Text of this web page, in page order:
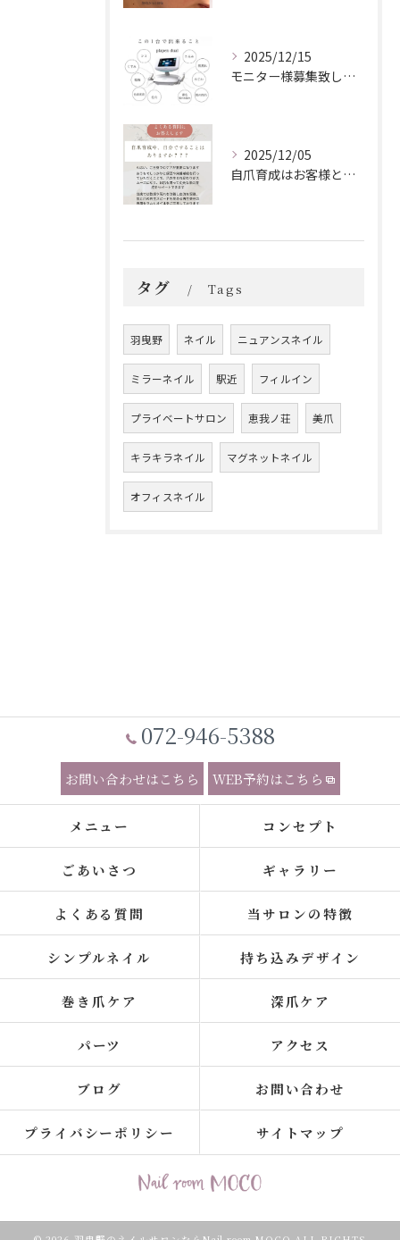
2025/12/15
モニター様募集致します！
2025/12/05
自爪育成はお客様とサロンの二人三脚
タグ Tags
羽曳野 ネイル ニュアンスネイル
ミラーネイル 駅近 フィルイン
プライベートサロン 恵我ノ荘 美爪
キラキラネイル マグネットネイル
オフィスネイル
072-946-5388
お問い合わせはこちら WEB予約はこちら
メニュー コンセプト
ごあいさつ ギャラリー
よくある質問 当サロンの特徴
シンプルネイル 持ち込みデザイン
巻き爪ケア 深爪ケア
パーツ アクセス
ブログ お問い合わせ
プライバシーポリシー サイトマップ